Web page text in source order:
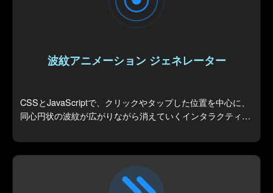
波紋アニメーション ジェネレーター
CSSとJavaScriptで、クリックやタップした位置を中心に、
同心円状の波紋が広がりながら消えていくインタラクティブ